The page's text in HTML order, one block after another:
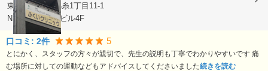
東京都墨田区 錦糸1丁目11-1
NEUEヤマザキビル4F
口コミ: 2件 5
とにかく、スタッフの方々が親切で、先生の説明も丁寧でわかりやすいです 痛
む場所に対しての運動などもアドバイスしてくださいました続きを読む